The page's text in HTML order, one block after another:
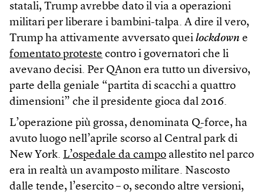
statali, Trump avrebbe dato il via a operazioni
militari per liberare i bambini-talpa. A dire il vero,
Trump ha attivamente avversato quei lockdown e
fomentato proteste contro i governatori che li
avevano decisi. Per QAnon era tutto un diversivo,
parte della geniale “partita di scacchi a quattro
dimensioni” che il presidente gioca dal 2016.
L’operazione più grossa, denominata Q-force, ha
avuto luogo nell’aprile scorso al Central park di
New York. L’ospedale da campo allestito nel parco
era in realtà un avamposto militare. Nascosto
dalle tende, l’esercito – o, secondo altre versioni,